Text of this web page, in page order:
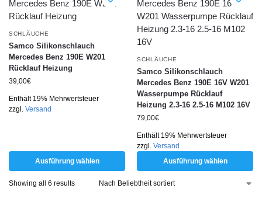
SCHLÄUCHE
Samco Silikonschlauch
Mercedes Benz 190E W201
Rücklauf Heizung
39,00€
Enthält 19% Mehrwertsteuer
zzgl. Versand
Ausführung wählen
SCHLÄUCHE
Samco Silikonschlauch
Mercedes Benz 190E 16V W201
Wasserpumpe Rücklauf
Heizung 2.3-16 2.5-16 M102 16V
79,00€
Enthält 19% Mehrwertsteuer
zzgl. Versand
Ausführung wählen
Showing all 6 results